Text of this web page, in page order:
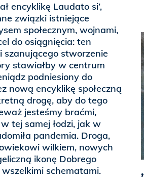
encyklikę Laudato si’,
związki istniejące
społecznym, wojnami,
do osiągnięcia: ten
szanującego stworzenie
stawiałby w centrum
podniesiony do
nową encyklikę społeczną
drogę, aby do tego
jesteśmy braćmi,
tej samej łodzi, jak w
pandemia. Droga,
wilkiem, nowych
ikonę Dobrego
schematami.